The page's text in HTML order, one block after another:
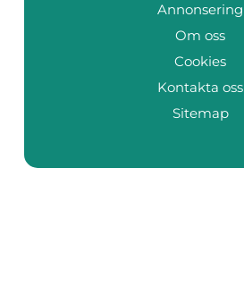
Annonsering
Om oss
Cookies
Kontakta oss
Sitemap